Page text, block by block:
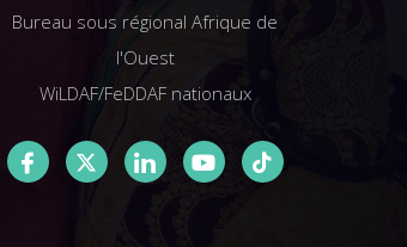
Bureau sous régional Afrique de
l'Ouest
WiLDAF/FeDDAF nationaux